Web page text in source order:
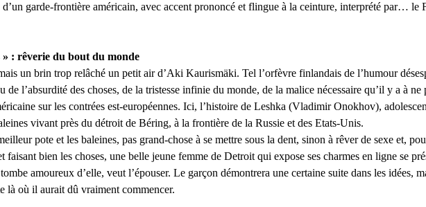
d’un garde-frontière américain, avec accent prononcé et flingue à la ceinture, interprété par… le
» : rêverie du bout du monde
un brin trop relâché un petit air d’Aki Kaurismäki. Tel l’orfèvre finlandais de l’humour
l’absurdité des choses, de la tristesse infinie du monde, de la malice nécessaire qu’il y a à ne
sur les contrées est-européennes. Ici, l’histoire de Leshka (Vladimir Onokhov),
vivant près du détroit de Béring, à la frontière de la Russie et des Etats-Unis.
pote et les baleines, pas grand-chose à se mettre sous la dent, sinon à rêver de sexe et,
faisant bien les choses, une belle jeune femme de Detroit qui expose ses charmes en ligne se
amoureux d’elle, veut l’épouser. Le garçon démontrera une certaine suite dans les idées,
là où il aurait dû vraiment commencer.